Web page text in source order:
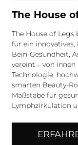
The House
The House of Legs
für ein innovatives,
Bein-Gesundheit,
vereint – von
Technologie,
smarten Beauty-
Maßstäbe für
Lymphzirkulation